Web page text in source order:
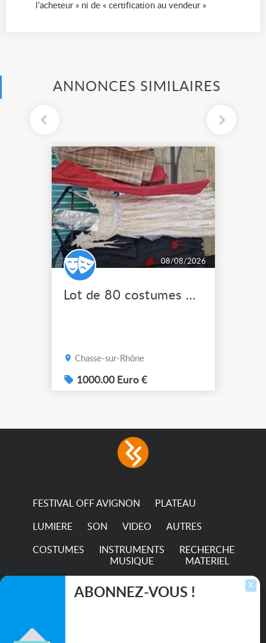
l’acheteur » ni de « certification au vendeur »
ANNONCES SIMILAIRES
08/08/2026
Lot de 80 costumes de scène pro
Chasse-sur-Rhône
1000.00 Euro €
FESTIVAL OFF AVIGNON PLATEAU
LUMIERE SON VIDEO AUTRES
COSTUMES
INSTRUMENTS
MUSIQUE
RECHERCHE
MATERIEL
TRANSPORTS X
ABONNEZ-VOUS !